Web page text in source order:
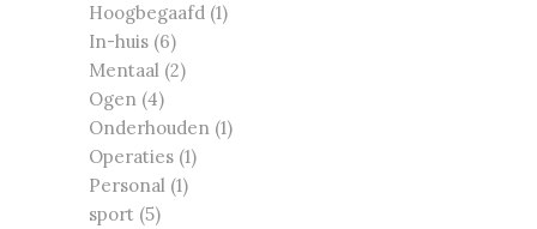
Hoogbegaafd (1)
In-huis(6)
Mentaal (2)
Ogen (4)
Onderhouden (1)
Operaties(1)
Personal (1)
sport(5)